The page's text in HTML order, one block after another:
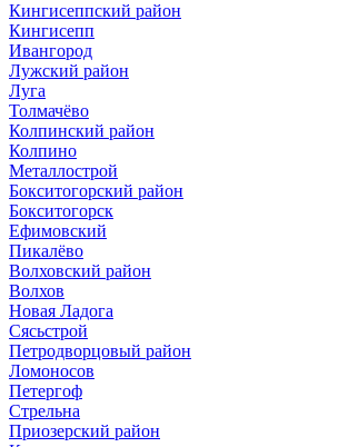
Кингисеппский район
Кингисепп
Ивангород
Лужский район
Луга
Толмачёво
Колпинский район
Колпино
Металлострой
Бокситогорский район
Бокситогорск
Ефимовский
Пикалёво
Волховский район
Волхов
Новая Ладога
Сясьстрой
Петродворцовый район
Ломоносов
Петергоф
Стрельна
Приозерский район